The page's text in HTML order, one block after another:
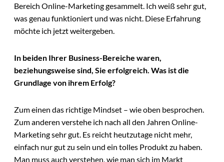
Bereich Online-Marketing gesammelt. Ich weiß sehr gut,
was genau funktioniert und was nicht. Diese Erfahrung
möchte ich jetzt weitergeben.
In beiden Ihrer Business-Bereiche waren,
beziehungsweise sind, Sie erfolgreich. Was ist die
Grundlage von ihrem Erfolg?
Zum einen das richtige Mindset – wie oben besprochen.
Zum anderen verstehe ich nach all den Jahren Online-
Marketing sehr gut. Es reicht heutzutage nicht mehr,
einfach nur gut zu sein und ein tolles Produkt zu haben.
Man muss auch verstehen, wie man sich im Markt